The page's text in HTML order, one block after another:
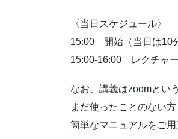
〈当日スケジュール〉
15:00 開始（当日は10
15:00-16:00 レクチャー
なお、講義はzoomとい
まだ使ったことのない
簡単なマニュアルをご